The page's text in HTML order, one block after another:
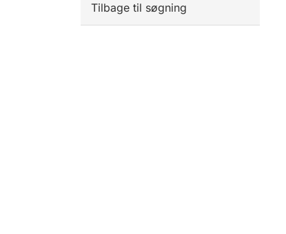
Tilbage til søgning